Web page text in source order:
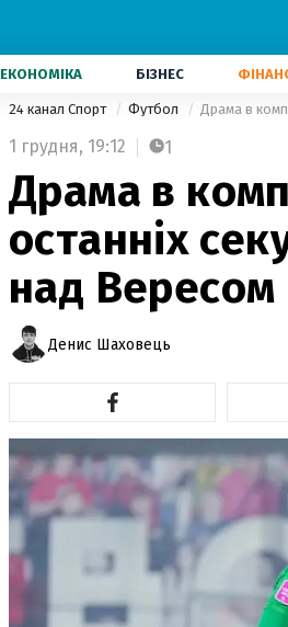
ЕКОНОМІКА БІЗНЕС
24 канал Спорт Футбол Драма в
1 грудня, 19:12 1
Драма в
останніх
над Вересом
Денис Шаховець